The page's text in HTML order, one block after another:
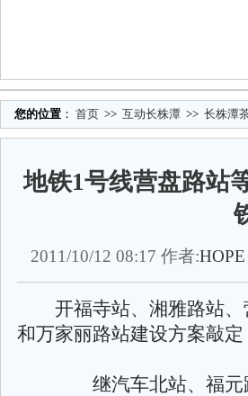
您的位置 ： 首页 >> 互动长株潭 >> 长株潭
地铁1号线营盘路站
2011/10/12 08:17 作者:HOPE
开福寺站、湘雅路站、
和万家丽路站建设方案敲定
继汽车北站、福元路